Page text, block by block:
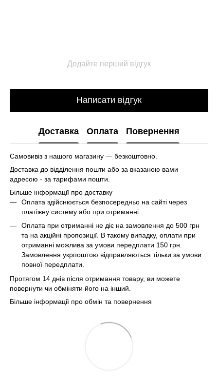
Додайте перший відгук
Написати відгук
Доставка Оплата Повернення
Самовивіз з нашого магазину — безкоштовно.
Доставка до відділення пошти або за вказаною вами
адресою - за тарифами пошти.
Більше інформації про доставку
Оплата здійснюється безпосередньо на сайті через
платіжну систему або при отриманні.
Оплата при отриманні не діє на замовлення до 500 грн
та на акційні пропозиції. В такому випадку, оплати при
отриманні можлива за умови передплати 150 грн.
Замовлення укрпоштою відправляються тільки за умови
повної передплати.
Протягом 14 днів після отримання товару, ви можете
повернути чи обміняти його на інший.
Більше інформації про обмін та повернення